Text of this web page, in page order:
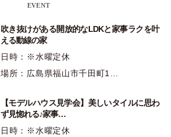
EVENT
吹き抜けがある開放的なLDKと家事ラクを叶
える動線の家
日時：※水曜定休
場所：広島県福山市千田町1…
【モデルハウス見学会】美しいタイルに思わ
ず見惚れる♪家事…
日時：※水曜定休